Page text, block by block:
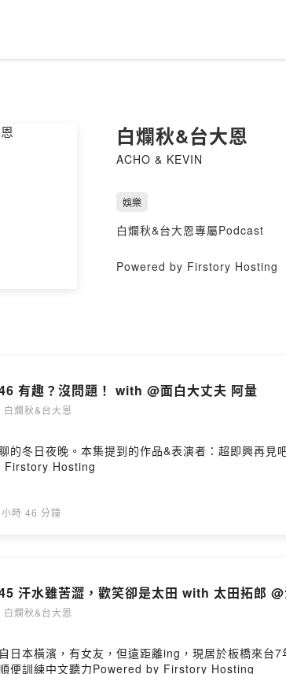
白爛秋&台大恩
ACHO & KEVIN
娛樂
白爛秋&台大恩專屬Podcast
Powered by Firstory Hosting
#46 有趣？沒問題！ with @面白大丈夫 阿量
白爛秋&台大恩
的冬日夜晚。本集提到的作品&表演者：超即興再
Firstory Hosting
時 46 分鐘
汗水雖苦澀，歡笑卻是太田 with 太田拓郎
白爛秋&台大恩
日本橫濱，有女友，但遠距離ing，現居於板橋來台
便訓練中文聽力Powered by Firstory Hosting